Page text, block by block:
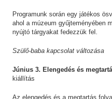
Programunk során egy játékos
ahol a múzeum gyűjteményében
nyújtó tárgyakat fedezzük fel.
Szülő-baba kapcsolat változása
Június 3. Elengedés és
kiállítás
Az elengedés és a megtartás